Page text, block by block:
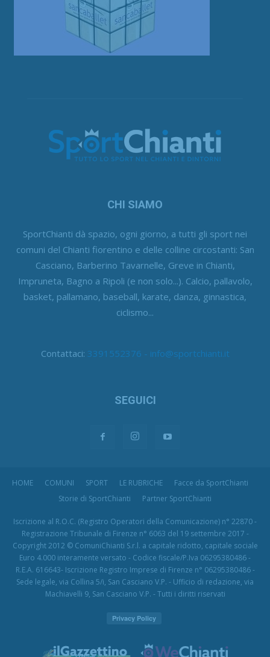
CHI SIAMO
SportChianti dà spazio, ogni giorno, a tutti gli sport nei
comuni del Chianti fiorentino e delle colline circostanti: San
Casciano, Barberino Tavarnelle, Greve in Chianti,
Impruneta, Bagno a Ripoli (e non solo...). Calcio, pallavolo,
basket, pallamano, baseball, karate, danza, ginnastica,
ciclismo...
Contattaci: 3391552376 - info@sportchianti.it
SEGUICI
HOME COMUNI SPORT LE RUBRICHE
Facce da SportChianti
Storie di SportChianti
Partner SportChianti
Iscrizione al R.O.C. (Registro Operatori della Comunicazione) n° 22870 -
Registrazione Tribunale di Firenze n° 6063 del 19 settembre 2017 -
Copyright 2012 © ComuniChianti S.r.l. a capitale ridotto, capitale sociale
Euro 4.000 interamente versato - Codice fiscale/P.Iva 06295380486 -
R.E.A. 616643- Iscrizione Registro Imprese di Firenze n° 06295380486 -
Sede legale, via Collina 5/i, San Casciano V.P. - Ufficio di redazione, via
Machiavelli 9, San Casciano V.P. - Tutti i diritti riservati